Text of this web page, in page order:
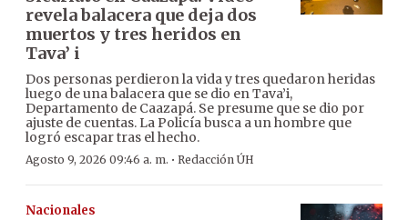
revela balacera que deja dos
muertos y tres heridos en
Tava’ i
Dos personas perdieron la vida y tres quedaron heridas
luego de una balacera que se dio en Tava’i,
Departamento de Caazapá. Se presume que se dio por
ajuste de cuentas. La Policía busca a un hombre que
logró escapar tras el hecho.
Agosto 9, 2026 09:46 a. m. · Redacción ÚH
Nacionales